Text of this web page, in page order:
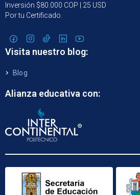
Inversión $80.000 COP | 25 USD
Por tu Certificado.
Visita nuestro blog:
Blog
Alianza educativa con: